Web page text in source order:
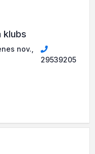
klubs
nov.,
29539205